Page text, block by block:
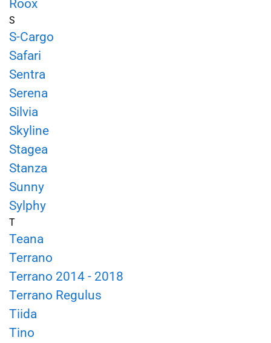
Roox
S
S-Cargo
Safari
Sentra
Serena
Silvia
Skyline
Stagea
Stanza
Sunny
Sylphy
T
Teana
Terrano
Terrano 2014 - 2018
Terrano Regulus
Tiida
Tino